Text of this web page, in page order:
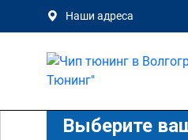
Наши адреса
Выберите